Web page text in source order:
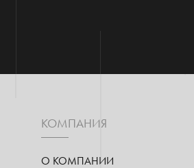
КОМПАНИЯ
О КОМПАНИИ